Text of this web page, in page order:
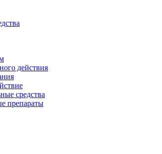
действия
средства
препараты